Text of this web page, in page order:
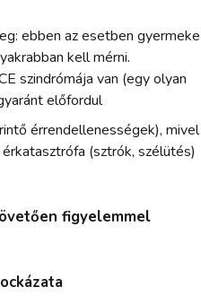
ebben az esetben gyermeke
kell mérni.
szindrómája van (egy olyan
előfordul
érrendellenességek), mivel
(sztrók, szélütés)
figyelemmel